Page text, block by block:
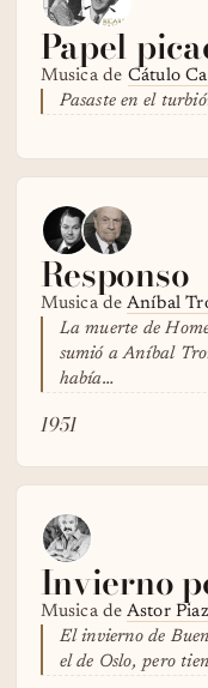
Papel
Musica de Cátulo
Pasaste en el
Responso
Musica de Aníbal
La muerte de
sumió a Aníbal
había…
1951
Invierno
Musica de Astor
El invierno de
el de Oslo, pero